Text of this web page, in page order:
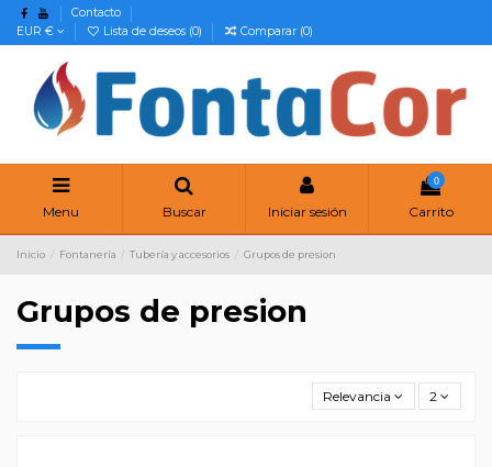
Contacto
EUR €
Lista de deseos (0) Comparar (0)
Menu Buscar Iniciar sesión
0
Carrito
Inicio Fontanería Tubería y accesorios Grupos de presion
Grupos de presion
Relevancia 2